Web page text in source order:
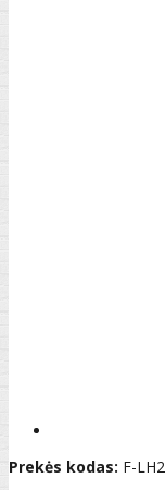
Prekės kodas: F-LH2